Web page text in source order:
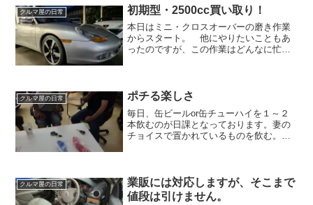
ずつ埋まってくるので一安心でございま
す。買っていただいた２台...
クルマ屋の日常 初期型・2500cc買い取り！
本日はミニ・クロスオーバーの磨き作業
からスタート。 他にやりたいこともあ
ったのですが、この作業はどんなに忙し
作業といっても２～３時間...
クルマ屋の日常 ポチる楽しさ
毎日、缶ビールor缶チューハイを１～２
本飲むのが日課となっております。妻の
チョイスで置かれているものを飲む。特
前では考えられない。...
クルマ屋の日常
業販には対応しますが、そこまで
値段は引けません。